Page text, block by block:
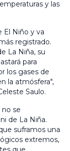
y las
El Niño y va
registrado.
La Niña, su
para
los gases de
la atmósfera",
Saulo.
se
de La Niña.
suframos una
extremos,